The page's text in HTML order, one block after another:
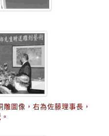
圖像，右為佐藤理事長，